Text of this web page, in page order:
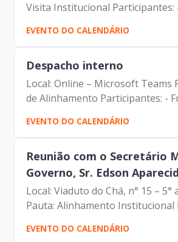
Visita Institucional Participantes:
Forbes - Presidente | Prodam-SP
Martinez – Vereadora - Marcelo
Assessor da...
EVENTO DO CALENDÁRIO
Despacho interno
Local: Online – Microsoft Teams
de Alinhamento Participantes: -
Forbes – Presidente | Prodam-SP -
Felipe de Paula Capato – Diretor
Administração e Finanças –...
EVENTO DO CALENDÁRIO
Reunião com o Secretário
Governo, Sr. Edson
Local: Viaduto do Chá, n° 15 – 5°
Pauta: Alinhamento Institucional Participantes: -
Francisco Forbes – Presidente |
Edson Aparecido dos Santos-
EVENTO DO CALENDÁRIO